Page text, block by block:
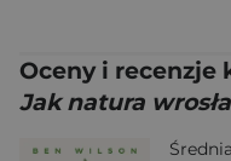
Oceny i recenzje
Jak natura